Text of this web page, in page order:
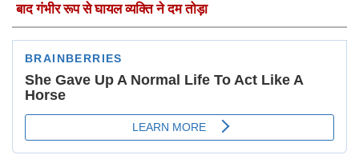
बाद गंभीर रूप से घायल व्यक्ति ने दम तोड़ा